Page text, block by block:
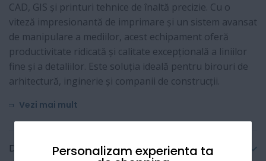
Personalizam experienta ta
CAD, GIS și printuri tehnice de înaltă precizie. Cu o
viteză impresionantă de imprimare și un sistem avansat
de manipulare a mediilor, acest echipament oferă
productivitate ridicată și calitate excepțională a liniilor
fine și a detaliilor. Este soluția ideală pentru birouri de
arhitectură, inginerie și companii de construcții.
Vezi mai mult
Detalii tehnice